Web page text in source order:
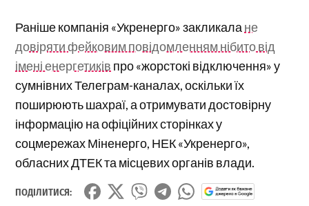
Раніше компанія «Укренерго» закликалане
довіряти фейковим повідомленням нібито від
імені енергетиків про «жорстокі відключення» у
сумнівних Телеграм-каналах, оскільки їх
поширюють шахраї, а отримувати достовірну
інформацію на офіційних сторінках у
соцмережах Міненерго, НЕК «Укренерго»,
обласних ДТЕК та місцевих органів влади.
ПОДІЛИТИСЯ: